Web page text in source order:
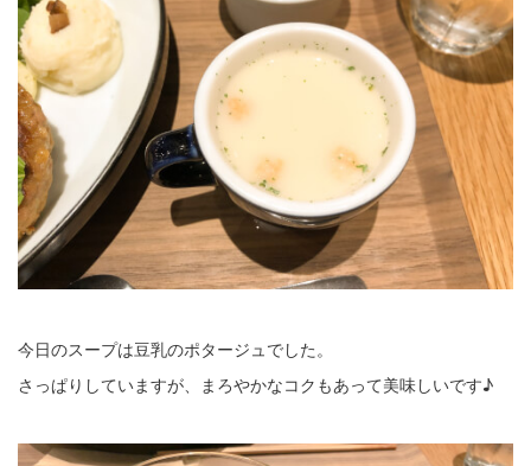
今日のスープは豆乳のポタージュでした。
さっぱりしていますが、まろやかなコクもあって美味しいです♪